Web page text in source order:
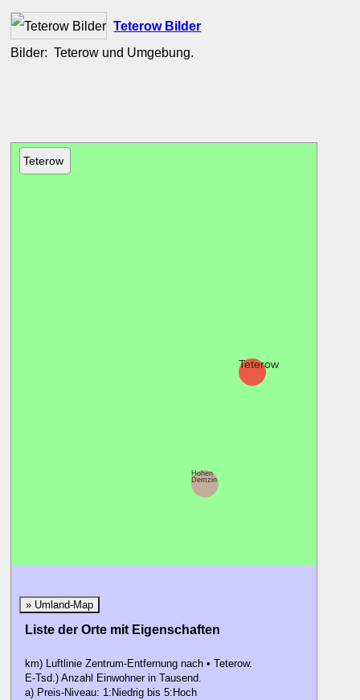
Teterow Bilder
Bilder: Teterow und Umgebung.
Teterow
Hohen
Demzin
Teterow
» Umland-Map
Liste der Orte mit Eigenschaften
km) Luftlinie Zentrum-Entfernung nach • Teterow.
E-Tsd.) Anzahl Einwohner in Tausend.
a) Preis-Niveau: 1:Niedrig bis 5:Hoch